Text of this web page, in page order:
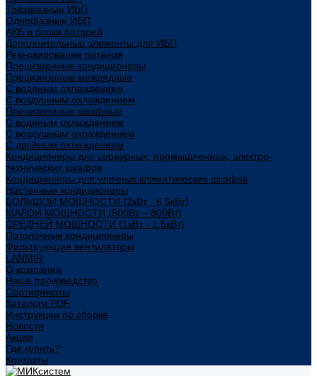
Трёхфазные ИБП
Однофазные ИБП
АКБ и блоки батарей
Дополнительные элементы для ИБП
Резервирование питания
Прецизионные кондиционеры
Прецизионные межрядные
С водяным охлаждением
С воздушным охлаждением
Прецизионные шкафные
С водяным охлаждением
С воздушным охлаждением
С двойным охлаждением
Кондиционеры для серверных, промышленных, электро-
технических шкафов
Кондиционеры для уличных климатических шкафов
Настенные кондиционеры
БОЛЬШОЙ МОЩНОСТИ (2кВт - 6,5кВт)
МАЛОЙ МОЩНОСТИ (500Вт – 800Вт)
СРЕДНЕЙ МОЩНОСТИ (1кВт - 1,5кВт)
Потолочные кондиционеры
Фильтрующие вентиляторы
LANMIR
О компании
Наше производство
Сертификаты
Каталоги PDF
Инструкции по сборке
Новости
Акции
Где купить?
Контакты